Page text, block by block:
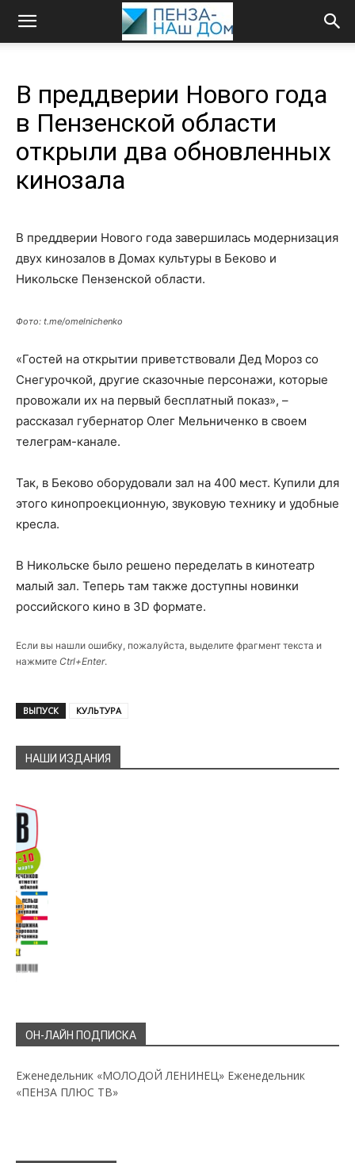
В преддверии Нового года
в Пензенской области
открыли два обновленных
кинозала
В преддверии Нового года завершилась модернизация
двух кинозалов в Домах культуры в Беково и
Никольске Пензенской области.
Фото: t.me/omelnichenko
«Гостей на открытии приветствовали Дед Мороз со
Снегурочкой, другие сказочные персонажи, которые
провожали их на первый бесплатный показ», –
рассказал губернатор Олег Мельниченко в своем
телеграм-канале.
Так, в Беково оборудовали зал на 400 мест. Купили для
этого кинопроекционную, звуковую технику и удобные
кресла.
В Никольске было решено переделать в кинотеатр
малый зал. Теперь там также доступны новинки
российского кино в 3D формате.
Если вы нашли ошибку, пожалуйста, выделите фрагмент текста и
нажмите Ctrl+Enter.
ВЫПУСК КУЛЬТУРА
НАШИ ИЗДАНИЯ
ОН-ЛАЙН ПОДПИСКА
Еженедельник «МОЛОДОЙ ЛЕНИНЕЦ» Еженедельник
«ПЕНЗА ПЛЮС ТВ»